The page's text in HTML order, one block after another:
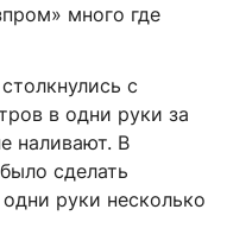
много где
с
в одни руки за
наливают. В
сделать
руки несколько